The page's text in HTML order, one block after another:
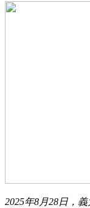
2025年8月28日，